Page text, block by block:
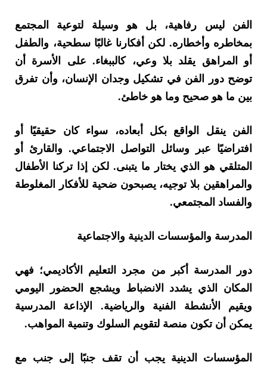
الفن ليس رفاهية، بل هو وسيلة لتوعية المجتمع
بمخاطره وأخطاره. لكن أفكارنا غالبًا سطحية، والطفل
أو المراهق يقلد بلا وعي، كالببغاء. على الأسرة أن
توضح دور الفن في تشكيل وجدان الإنسان، وأن تفرق
بين ما هو صحيح وما هو خاطئ.
الفن ينقل الواقع بكل أبعاده، سواء كان حقيقيًا أو
افتراضيًا عبر وسائل التواصل الاجتماعي. والقارئ أو
المتلقي هو الذي يختار ما يتبنى. لكن إذا تركنا الأطفال
والمراهقين بلا توجيه، يصبحون ضحية للأفكار المغلوطة
والفساد المجتمعي.
المدرسة والمؤسسات الدينية والاجتماعية
دور المدرسة أكبر من مجرد التعليم الأكاديمي؛ فهي
المكان الذي يشدد الانضباط ويشجع الحضور اليومي
ويقيم الأنشطة الفنية والرياضية. الإذاعة المدرسية
يمكن أن تكون منصة لتقويم السلوك وتنمية المواهب.
المؤسسات الدينية يجب أن تقف جنبًا إلى جنب مع